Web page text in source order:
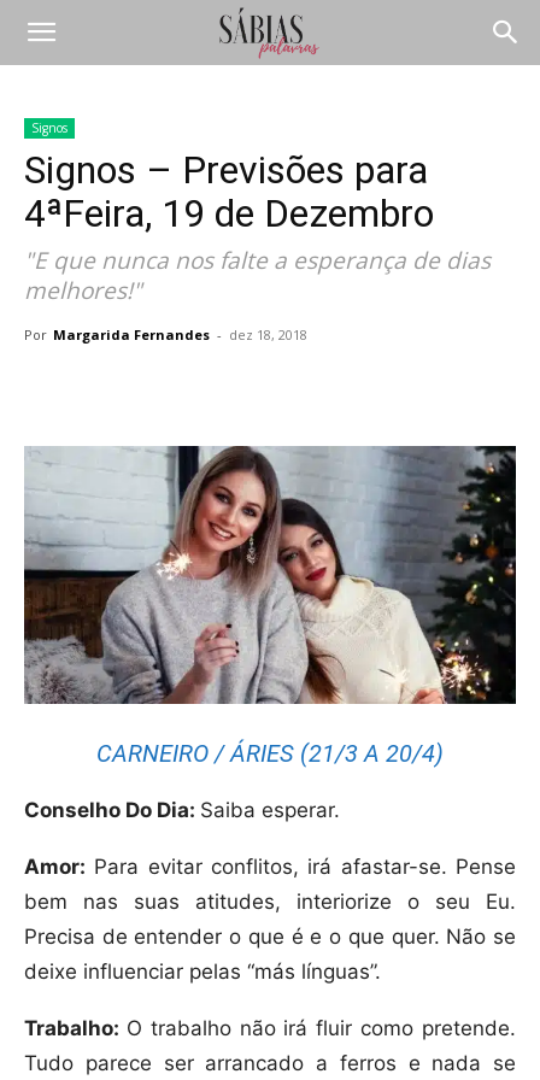
Signos
Signos – Previsões para
4ªFeira, 19 de Dezembro
"E que nunca nos falte a esperança de dias
melhores!"
Por Margarida Fernandes - dez 18, 2018
CARNEIRO / ÁRIES (21/3 A 20/4)
Conselho Do Dia: Saiba esperar.
Amor: Para evitar conflitos, irá afastar-se. Pense
bem nas suas atitudes, interiorize o seu Eu.
Precisa de entender o que é e o que quer. Não se
deixe influenciar pelas “más línguas”.
Trabalho: O trabalho não irá fluir como pretende.
Tudo parece ser arrancado a ferros e nada se